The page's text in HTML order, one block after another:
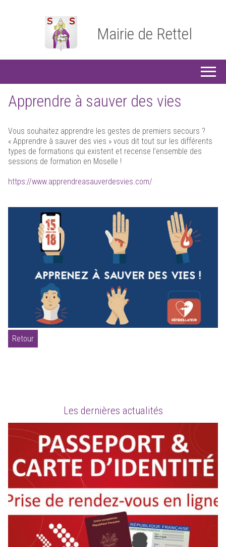
Mairie de Rettel
Apprendre à sauver des vies
Vous souhaitez apprendre les gestes de premiers secours ?
« Apprendre à sauver des vies » vous dit tout sur les différents
types de formations qui existent et recense l’ensemble des
sessions de formation en Moselle !
https://www.apprendreasauverdesvies.com/
Retour
Les dernières actualités